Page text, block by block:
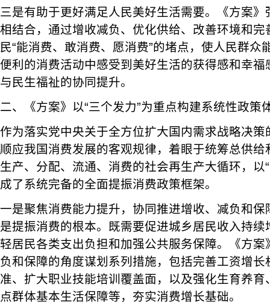
三是有助于更好满足人民美好生活需要。《方案
相结合，通过增收减负、优化供给、改善环境和
民“能消费、敢消费、愿消费”的堵点，使人民群众
便利的消费活动中感受到美好生活的获得感和幸
与民生福祉的协同提升。
二、《方案》以“三个发力”为重点构建系统性政策
作为落实党中央关于全方位扩大国内需求战略决
顺应我国消费发展的客观规律，着眼于统筹总供
生产、分配、流通、消费的社会再生产大循环，以
成了系统完备的全面提振消费政策框架。
一是聚焦消费能力提升，协同推进增收、减负和
是提振消费的根本。既需要促进城乡居民收入持
轻居民各类支出负担和加强公共服务保障。《方
负和保障的角度谋划系列措施，包括完善工资增
准、扩大职业技能培训覆盖面，以及强化生育养
点群体基本生活保障等，夯实消费增长基础。